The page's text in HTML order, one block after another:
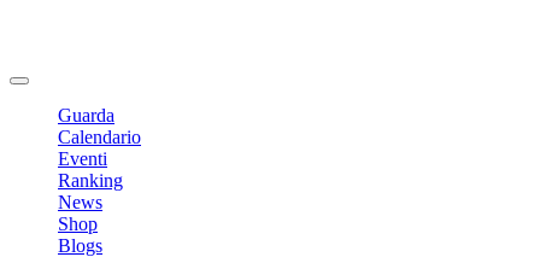
Guarda
Calendario
Eventi
Ranking
News
Shop
Blogs